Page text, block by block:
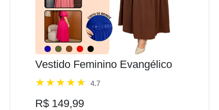
Vestido Feminino Evangélico
4.7
R$ 149,99